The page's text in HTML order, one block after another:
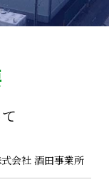
会社 酒田事業所